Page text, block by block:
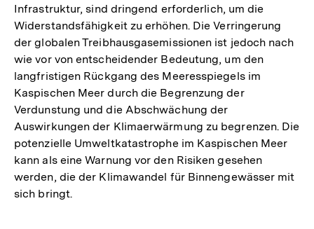
Infrastruktur, sind dringend erforderlich, um die
Widerstandsfähigkeit zu erhöhen. Die Verringerung
der globalen Treibhausgasemissionen ist jedoch nach
wie vor von entscheidender Bedeutung, um den
langfristigen Rückgang des Meeresspiegels im
Kaspischen Meer durch die Begrenzung der
Verdunstung und die Abschwächung der
Auswirkungen der Klimaerwärmung zu begrenzen. Die
potenzielle Umweltkatastrophe im Kaspischen Meer
kann als eine Warnung vor den Risiken gesehen
werden, die der Klimawandel für Binnengewässer mit
sich bringt.